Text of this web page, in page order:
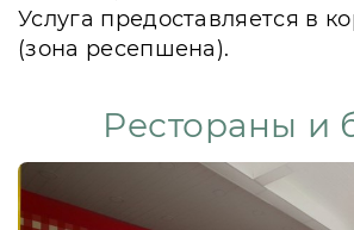
Услуга предоставляется в
(зона ресепшена).
Рестораны и